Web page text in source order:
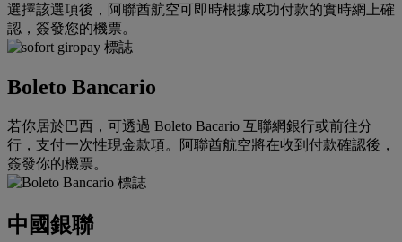
選擇該選項後，阿聯酋航空可即時根據成功付款的實時網上確
認，簽發您的機票。
Boleto Bancario
若你居於巴西，可透過 Boleto Bacario 互聯網銀行或前往分
行，支付一次性現金款項。阿聯酋航空將在收到付款確認後，
簽發你的機票。
中國銀聯